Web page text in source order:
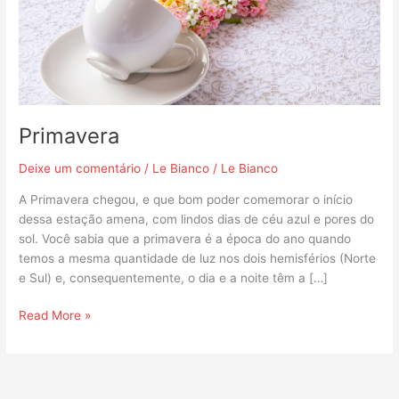
Primavera
Deixe um comentário / Le Bianco / Le Bianco
A Primavera chegou, e que bom poder comemorar o início
dessa estação amena, com lindos dias de céu azul e pores do
sol. Você sabia que a primavera é a época do ano quando
temos a mesma quantidade de luz nos dois hemisférios (Norte
e Sul) e, consequentemente, o dia e a noite têm a […]
Read More »